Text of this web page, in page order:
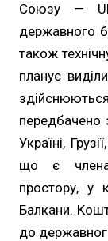
Союзу —
державного
також
планує
передбачено
Україні,
що є
простору, у
Балкани.
до